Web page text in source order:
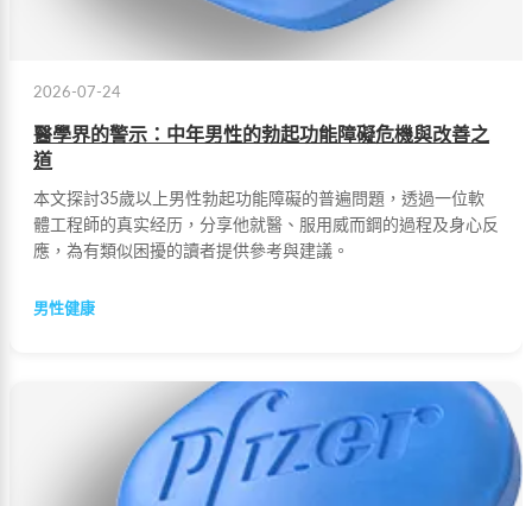
2026-07-24
醫學界的警示：中年男性的勃起功能障礙危機與改善之
道
本文探討35歲以上男性勃起功能障礙的普遍問題，透過一位軟
體工程師的真实经历，分享他就醫、服用威而鋼的過程及身心反
應，為有類似困擾的讀者提供參考與建議。
男性健康